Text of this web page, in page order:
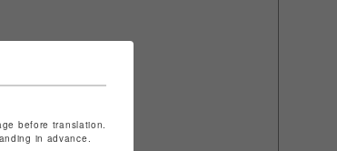
before translation.
in advance.